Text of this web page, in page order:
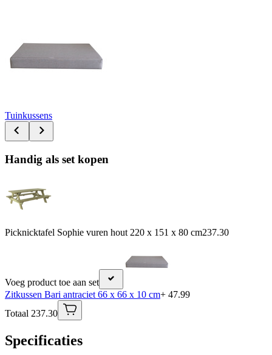
Tuinkussens
Handig als set kopen
Picknicktafel Sophie vuren hout 220 x 151 x 80 cm237.30
Voeg product toe aan set
Zitkussen Bari antraciet 66 x 66 x 10 cm+ 47.99
Totaal 237.30
Specificaties